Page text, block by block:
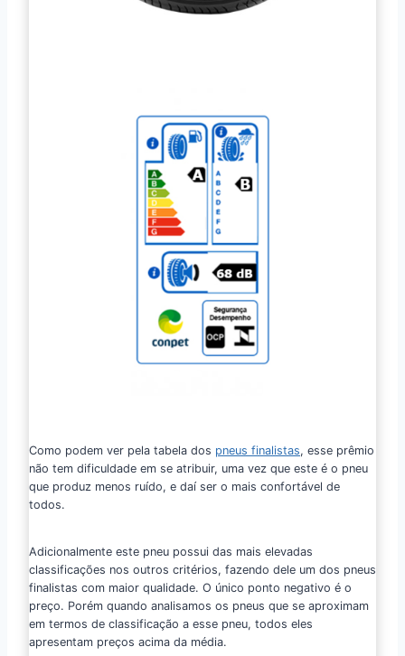
Como podem ver pela tabela dos pneus finalistas, esse prêmio
não tem dificuldade em se atribuir, uma vez que este é o pneu
que produz menos ruído, e daí ser o mais confortável de
todos.
Adicionalmente este pneu possui das mais elevadas
classificações nos outros critérios, fazendo dele um dos pneus
finalistas com maior qualidade. O único ponto negativo é o
preço. Porém quando analisamos os pneus que se aproximam
em termos de classificação a esse pneu, todos eles
apresentam preços acima da média.